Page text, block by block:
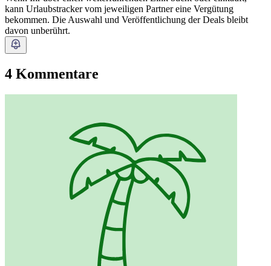
kann Urlaubstracker vom jeweiligen Partner eine Vergütung
bekommen. Die Auswahl und Veröffentlichung der Deals bleibt
davon unberührt.
4 Kommentare